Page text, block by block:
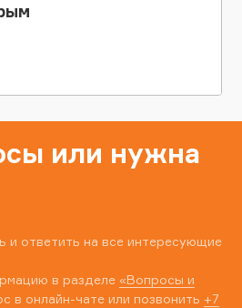
или нужна
и ответить на все интересующие
в разделе «Вопросы и
в онлайн-чате или позвонить +7